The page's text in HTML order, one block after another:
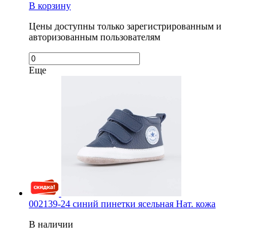
В корзину
Цены доступны только зарегистрированным и
авторизованным пользователям
Еще
002139-24 синий пинетки ясельная Нат. кожа
В наличии